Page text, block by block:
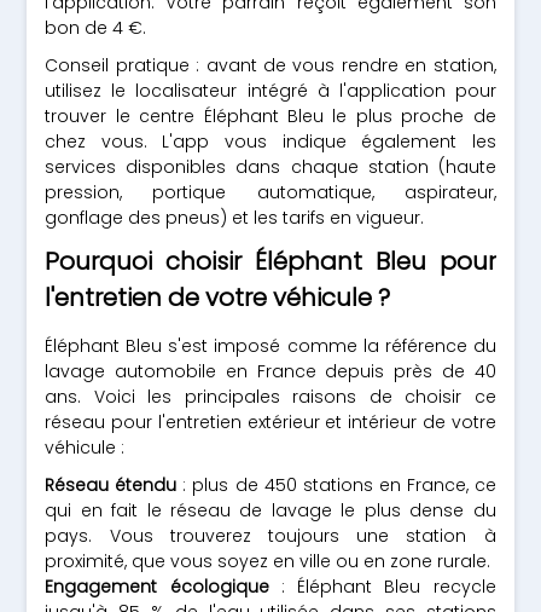
bon de 4 €.
Conseil pratique : avant de vous rendre en station,
utilisez le localisateur intégré à l'application pour
trouver le centre Éléphant Bleu le plus proche de
chez vous. L'app vous indique également les
services disponibles dans chaque station (haute
pression, portique automatique, aspirateur,
gonflage des pneus) et les tarifs en vigueur.
Pourquoi choisir Éléphant Bleu pour
l'entretien de votre véhicule ?
Éléphant Bleu s'est imposé comme la référence du
lavage automobile en France depuis près de 40
ans. Voici les principales raisons de choisir ce
réseau pour l'entretien extérieur et intérieur de votre
véhicule :
Réseau étendu : plus de 450 stations en France, ce
qui en fait le réseau de lavage le plus dense du
pays. Vous trouverez toujours une station à
proximité, que vous soyez en ville ou en zone rurale.
Engagement écologique: Éléphant Bleu recycle